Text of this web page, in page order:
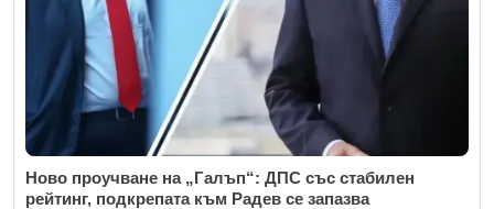
Ново проучване на „Галъп“: ДПС със стабилен
рейтинг, подкрепата към Радев се запазва